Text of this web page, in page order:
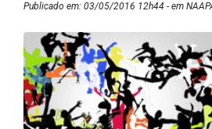
Publicado em: 03/05/2016 12h44 - em